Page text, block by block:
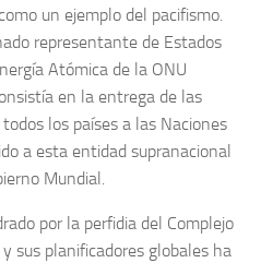
un ejemplo del pacifismo.
representante de Estados
Atómica de la ONU
en la entrega de las
los países a las Naciones
a esta entidad supranacional
Mundial.
por la perfidia del Complejo
sus planificadores globales ha